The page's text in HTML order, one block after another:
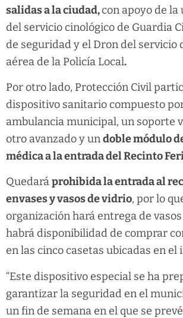
salidas a la ciudad,con apoyo de
del servicio cinológico de Guardia
de seguridad y el Dron del servicio
aérea de la Policía Local.
Por otro lado, Protección Civil
dispositivo sanitario compuesto
ambulancia municipal, un soporte
otro avanzado y undoble módulo
médica a la entrada del Recinto
Quedaráprohibida la entrada al
envases y vasos de vidrio, por lo
organización hará entrega de
habrá disponibilidad de comprar
en las cinco casetas ubicadas en el
“Este dispositivo especial se ha
garantizar la seguridad en el
un fin de semana en el que se